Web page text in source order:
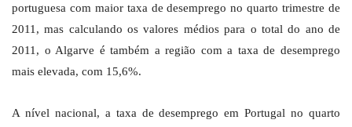
portuguesa com maior taxa de desemprego no quarto trimestre de
2011, mas calculando os valores médios para o total do ano de
2011, o Algarve é também a região com a taxa de desemprego
mais elevada, com 15,6%.
A nível nacional, a taxa de desemprego em Portugal no quarto